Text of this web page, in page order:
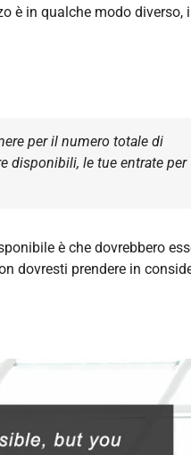
è in qualche modo diverso,
per il numero totale di
disponibili, le tue entrate per
è che dovrebbero
dovresti prendere in